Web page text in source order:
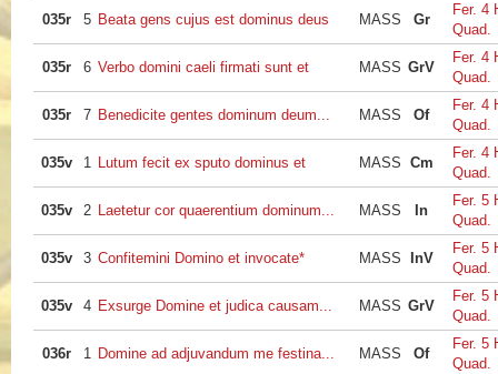
035r 5 Beata gens cujus est dominus deus MASS Gr
Fer. 4
Quad.
035r 6 Verbo domini caeli firmati sunt et MASS GrV
Fer. 4
Quad.
035r 7 Benedicite gentes dominum deum... MASS Of
Fer. 4
Quad.
035v 1 Lutum fecit ex sputo dominus et MASS Cm
Fer. 4
Quad.
035v 2 Laetetur cor quaerentium dominum... MASS In
Fer. 5
Quad.
035v 3 Confitemini Domino et invocate* MASS InV
Fer. 5
Quad.
035v 4 Exsurge Domine et judica causam... MASS GrV
Fer. 5
Quad.
036r 1 Domine ad adjuvandum me festina... MASS Of
Fer. 5
Quad.